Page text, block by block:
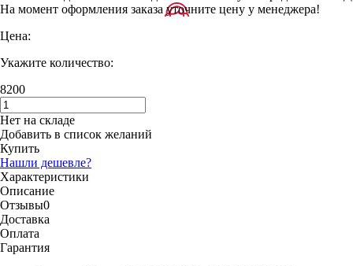
На момент оформления заказа уточните цену у менеджера!
Цена:
Укажите количество:
8200
Нет на складе
Добавить в список желаний
Купить
Нашли дешевле?
Характеристики
Описание
Отзывы0
Доставка
Оплата
Гарантия